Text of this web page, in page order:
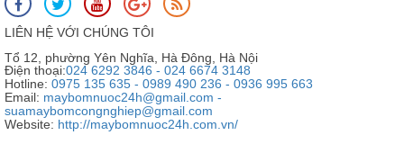
LIÊN HỆ VỚI CHÚNG TÔI
Tổ 12, phường Yên Nghĩa, Hà Đông, Hà Nội
Điện thoại:024 6292 3846 - 024 6674 3148
Hotline: 0975 135 635 - 0989 490 236 - 0936 995 663
Email: maybomnuoc24h@gmail.com -
suamaybomcongnghiep@gmail.com
Website: http://maybomnuoc24h.com.vn/